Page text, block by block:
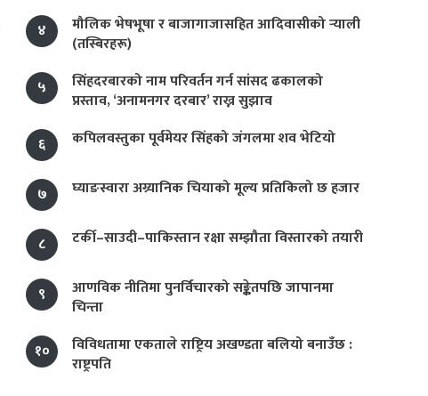
४
मौलिक भेषभूषा र बाजागाजासहित आदिवासीको र्‍याली
(तस्बिरहरू)
५
सिंहदरबारको नाम परिवर्तन गर्न सांसद ढकालको
प्रस्ताव, ‘अनामनगर दरबार’ राख्न सुझाव
६
कपिलवस्तुका पूर्वमेयर सिंहको जंगलमा शव भेटियो
७ घ्याङस्वारा अग्र्यानिक चियाको मूल्य प्रतिकिलो छ हजार
८ टर्की–साउदी–पाकिस्तान रक्षा सम्झौता विस्तारको तयारी
९
आणविक नीतिमा पुनर्विचारको सङ्केतपछि जापानमा
चिन्ता
१०
विविधतामा एकताले राष्ट्रिय अखण्डता बलियो बनाउँछ :
राष्ट्रपति